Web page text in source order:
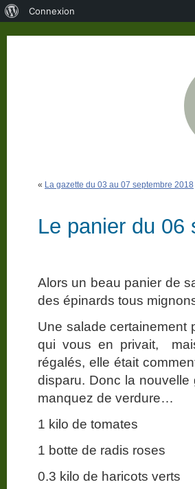
« La gazette du 03 au 07 septembre 2018
Le panier du 06
Alors un beau panier de
des épinards tous
Une salade certainement
qui vous en privait,
régalés, elle était
disparu. Donc la nouvelle
manquez de verdure…
1 kilo de tomates
1 botte de radis roses
0.3 kilo de haricots verts
Connexion